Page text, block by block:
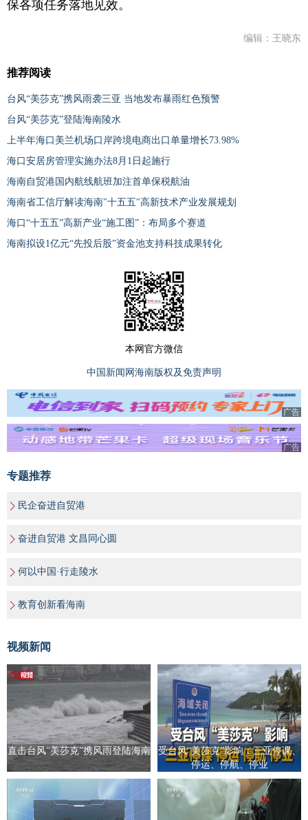
保各项任务落地见效。
编辑：王晓东
推荐阅读
台风“美莎克”携风雨袭三亚 当地发布暴雨红色预警
台风“美莎克”登陆海南陵水
上半年海口美兰机场口岸跨境电商出口单量增长73.98%
海口安居房管理实施办法8月1日起施行
海南自贸港国内航线航班加注首单保税航油
海南省工信厅解读海南"十五五"高新技术产业发展规划
海口“十五五”高新产业“施工图”：布局多个赛道
海南拟设1亿元“先投后股”资金池支持科技成果转化
本网官方微信
中国新闻网海南版权及免责声明
广告
广告
专题推荐
民企奋进自贸港
奋进自贸港 文昌同心圆
何以中国·行走陵水
教育创新看海南
视频新闻
直击台风“美莎克”携风雨登陆海南
受台风“美莎克”影响：三亚停课、
停运、停航、停业